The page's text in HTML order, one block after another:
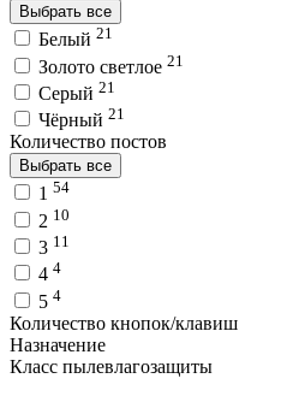
Выбрать все
Белый 21
Золото светлое 21
Серый 21
Чёрный 21
Количество постов
Выбрать все
1 54
2 10
3 11
4 4
5 4
Количество кнопок/клавиш
Назначение
Класс пылевлагозащиты